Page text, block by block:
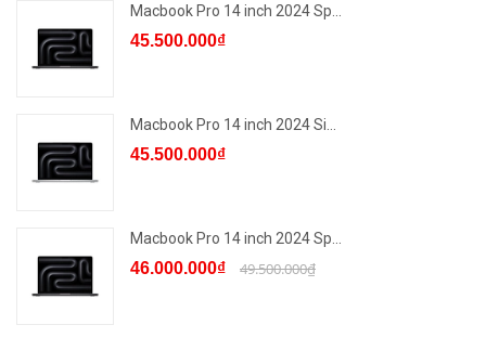
Macbook Pro 14 inch 2024 Sp...
45.500.000₫
Macbook Pro 14 inch 2024 Si...
45.500.000₫
Macbook Pro 14 inch 2024 Sp...
46.000.000₫ 49.500.000₫